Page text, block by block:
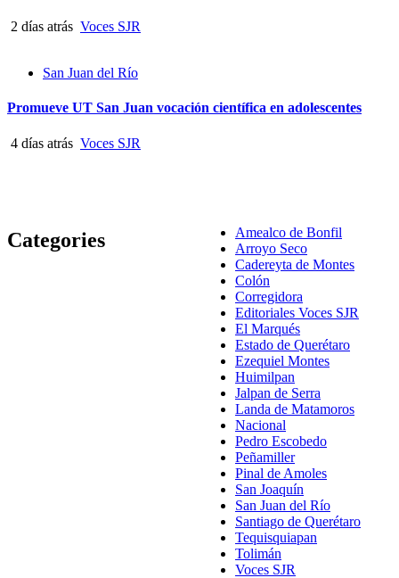
2 días atrás Voces SJR
San Juan del Río
Promueve UT San Juan vocación científica en adolescentes
4 días atrás Voces SJR
Categories
Amealco de Bonfil
Arroyo Seco
Cadereyta de Montes
Colón
Corregidora
Editoriales Voces SJR
El Marqués
Estado de Querétaro
Ezequiel Montes
Huimilpan
Jalpan de Serra
Landa de Matamoros
Nacional
Pedro Escobedo
Peñamiller
Pinal de Amoles
San Joaquín
San Juan del Río
Santiago de Querétaro
Tequisquiapan
Tolimán
Voces SJR